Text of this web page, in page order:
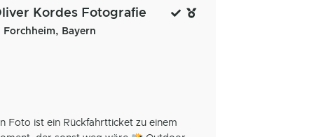
Kordes Fotografie
Forchheim, Bayern
Foto ist ein Rückfahrtticket zu einem